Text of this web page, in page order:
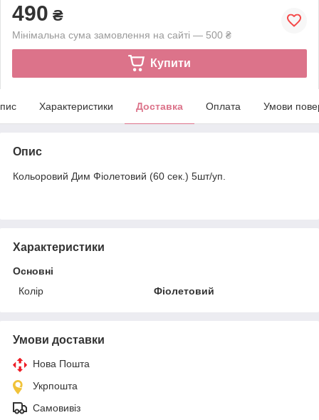
490 ₴
Мінімальна сума замовлення на сайті — 500 ₴
Купити
Характеристики Доставка Оплата Умови
Опис
Кольоровий Дим Фіолетовий (60 сек.) 5шт/уп.
Характеристики
Основні
Колір
Фіолетовий
Умови доставки
Нова Пошта
Укрпошта
Самовивіз